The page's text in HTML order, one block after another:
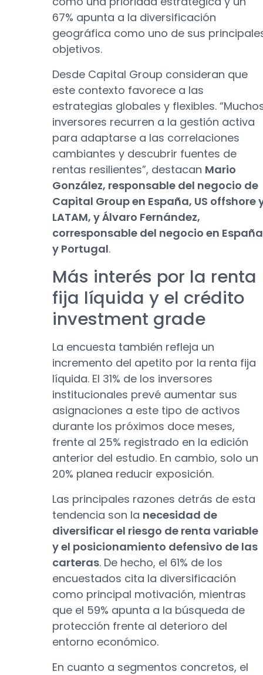
67% apunta a la diversificación
geográfica como uno de sus
objetivos.
Desde Capital Group consideran que
este contexto favorece a las
estrategias globales y flexibles.
inversores recurren a la gestión activa
para adaptarse a las correlaciones
cambiantes y descubrir fuentes de
rentas resilientes”, destacan Mario
González, responsable del negocio de
Capital Group en España, US offshore
LATAM, y Álvaro Fernández,
corresponsable del negocio en España
y Portugal.
Más interés por la renta
fija líquida y el crédito
investment grade
La encuesta también refleja un
incremento del apetito por la renta fija
líquida. El 31% de los inversores
institucionales prevé aumentar sus
asignaciones a este tipo de activos
durante los próximos doce meses,
frente al 25% registrado en la edición
anterior del estudio. En cambio, solo un
20% planea reducir exposición.
Las principales razones detrás de esta
tendencia son la necesidad de
diversificar el riesgo de renta variable
y el posicionamiento defensivo de las
carteras. De hecho, el 61% de los
encuestados cita la diversificación
como principal motivación, mientras
que el 59% apunta a la búsqueda de
protección frente al deterioro del
entorno económico.
En cuanto a segmentos concretos, el